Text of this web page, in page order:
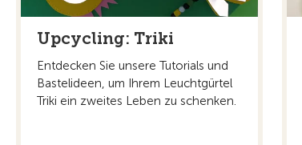
Upcycling: Triki
Entdecken Sie unsere Tutorials und
Bastelideen, um Ihrem Leuchtgürtel
Triki ein zweites Leben zu schenken.